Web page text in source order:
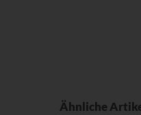
Ähnliche